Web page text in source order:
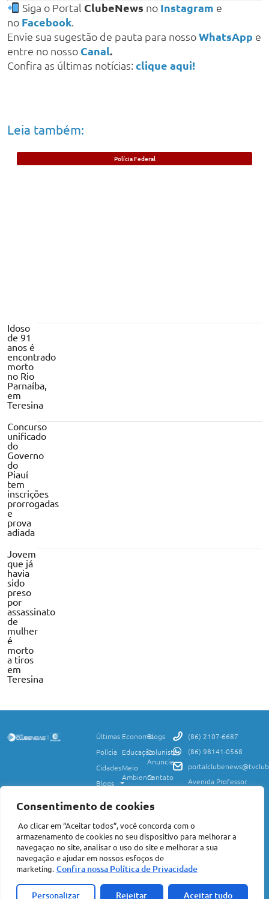
Consentimento de cookies
Ao clicar em “Aceitar todos”, você concorda com o
armazenamento de cookies no seu dispositivo para melhorar a
navegaçao no site, analisar o uso do site e melhorar a sua
navegação e ajudar em nossos esfoços de
marketing. Confira nossa Política de Privacidade
Personalizar Rejeitar Aceitar tudo
Siga o Portal ClubeNews no Instagram e
no Facebook.
Envie sua sugestão de pauta para nossoWhatsApp e
entre no nosso Canal.
Confira as últimas notícias: clique aqui!
Leia também:
Polícia Federal
Idoso
de 91
anos é
encontrado
morto
no Rio
Parnaíba,
em
Teresina
Concurso
unificado
do
Governo
do
Piauí
tem
inscrições
prorrogadas
e
prova
adiada
Jovem
que já
havia
sido
preso
por
assassinato
de
mulher
é
morto
a tiros
em
Teresina
Clique aqui
Últimas
Polícia
Cidades
Blogs
Política
Concursos
e
Empregos
Economia
Educação
Meio
Ambiente
Saúde
Mundo
Agro
Nacional
Blogs
Colunistas
Anuncie
Contato
de Uso
Transparência
e Igualdade
(86) 2107-6687
(86) 98141-0568
Avenida Professor
©2026 Portal Clube News – Todos Direitos Reservados | Avenida Professor
Valter Alencar, 2120, Monte Castelo, Teresina, PI, 64017-425 CEP: 64017-
425 | CNPJ: 06.847.495/0001-75